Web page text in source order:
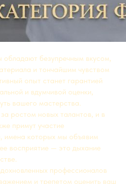
обладают безупречным вкусом,
и тончайшим чувством
опыт станет гарантией
и вдумчивой оценки,
вашего мастерства.
ростом новых талантов, и в
примут участие
имена которых мы объявим
восприятие — это дыхание
профессионалов
и трепетом оценить ваш